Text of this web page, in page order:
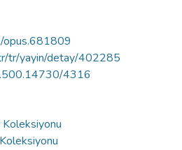
tr/yayin/detay/402285
4316
Koleksiyonu